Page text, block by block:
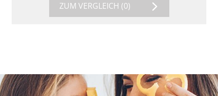
ZUM VERGLEICH (0)